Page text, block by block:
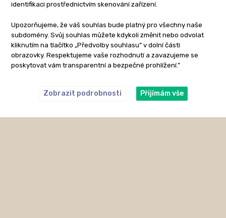
identifikaci prostřednictvím skenování zařízení.
Upozorňujeme, že váš souhlas bude platný pro všechny naše
subdomény. Svůj souhlas můžete kdykoli změnit nebo odvolat
kliknutím na tlačítko „Předvolby souhlasu” v dolní části
obrazovky. Respektujeme vaše rozhodnutí a zavazujeme se
poskytovat vám transparentní a bezpečné prohlížení.”
Zobrazit podrobnosti Přijímám vše